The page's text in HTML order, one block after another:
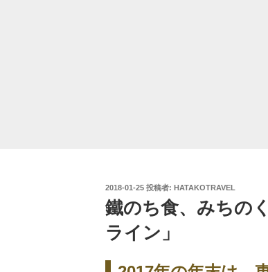
投
稿
日:
2018-01-25 投稿者: HATAKOTRAVEL
鐵のち食、みちの
ライン」